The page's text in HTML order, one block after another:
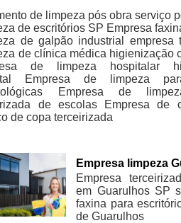
de limpeza pós obra serviço
de escritórios SP Empresa
de galpão industrial empresa
de clínica médica higienização
de limpeza hospitalar
Empresa de limpeza
Empresa de
de escolas
Empresa de
de copa terceirizada
Empresa limpeza
Empresa
em Guarulhos SP
faxina para
de Guarulhos